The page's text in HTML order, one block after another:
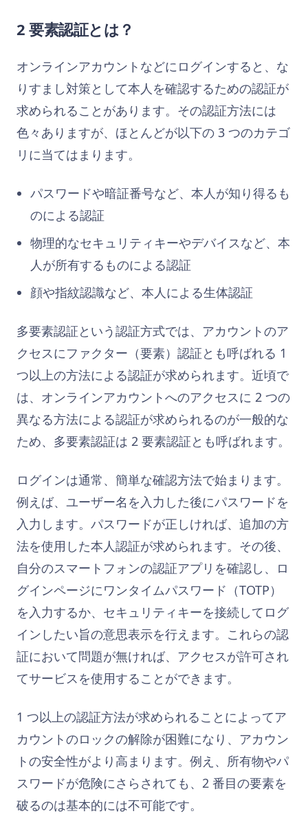
2 要素認証とは？
オンラインアカウントなどにログインすると、な
りすまし対策として本人を確認するための認証が
求められることがあります。その認証方法には
色々ありますが、ほとんどが以下の 3 つのカテゴ
リに当てはまります。
パスワードや暗証番号など、本人が知り得るも
のによる認証
物理的なセキュリティキーやデバイスなど、本
人が所有するものによる認証
顔や指紋認識など、本人による生体認証
多要素認証という認証方式では、アカウントのア
クセスにファクター（要素）認証とも呼ばれる 1
つ以上の方法による認証が求められます。近頃で
は、オンラインアカウントへのアクセスに 2 つの
異なる方法による認証が求められるのが一般的な
ため、多要素認証は 2 要素認証とも呼ばれます。
ログインは通常、簡単な確認方法で始まります。
例えば、ユーザー名を入力した後にパスワードを
入力します。パスワードが正しければ、追加の方
法を使用した本人認証が求められます。その後、
自分のスマートフォンの認証アプリを確認し、ロ
グインページにワンタイムパスワード（TOTP）
を入力するか、セキュリティキーを接続してログ
インしたい旨の意思表示を行えます。これらの認
証において問題が無ければ、アクセスが許可され
てサービスを使用することができます。
1 つ以上の認証方法が求められることによってア
カウントのロックの解除が困難になり、アカウン
トの安全性がより高まります。例え、所有物やパ
スワードが危険にさらされても、2 番目の要素を
破るのは基本的には不可能です。